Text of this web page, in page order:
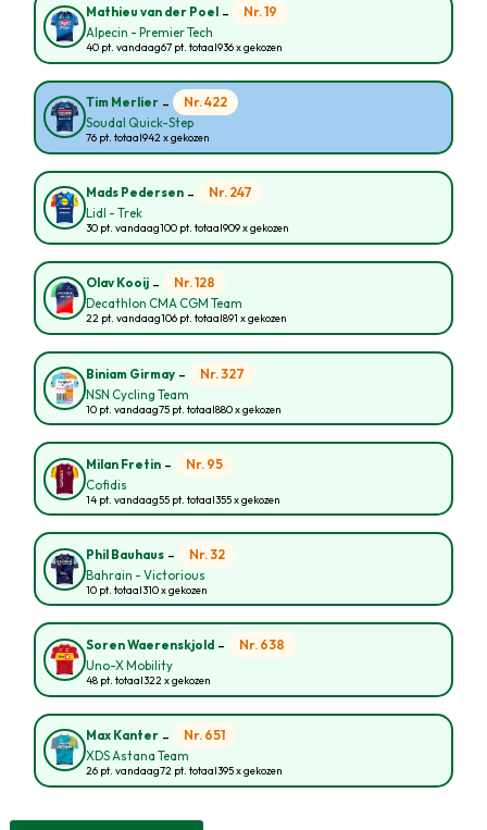
Mathieu van der Poel - Nr. 19
Alpecin - Premier Tech
40 pt. vandaag67 pt. totaal936 x gekozen
Tim Merlier - Nr. 422
Soudal Quick-Step
76 pt. totaal942 x gekozen
Mads Pedersen - Nr. 247
Lidl - Trek
30 pt. vandaag100 pt. totaal909 x gekozen
Olav Kooij - Nr. 128
Decathlon CMA CGM Team
22 pt. vandaag106 pt. totaal891 x gekozen
Biniam Girmay - Nr. 327
NSN Cycling Team
10 pt. vandaag75 pt. totaal880 x gekozen
Milan Fretin - Nr. 95
Cofidis
14 pt. vandaag55 pt. totaal355 x gekozen
Phil Bauhaus - Nr. 32
Bahrain - Victorious
10 pt. totaal310 x gekozen
Soren Waerenskjold - Nr. 638
Uno-X Mobility
48 pt. totaal322 x gekozen
Max Kanter - Nr. 651
XDS Astana Team
26 pt. vandaag72 pt. totaal395 x gekozen